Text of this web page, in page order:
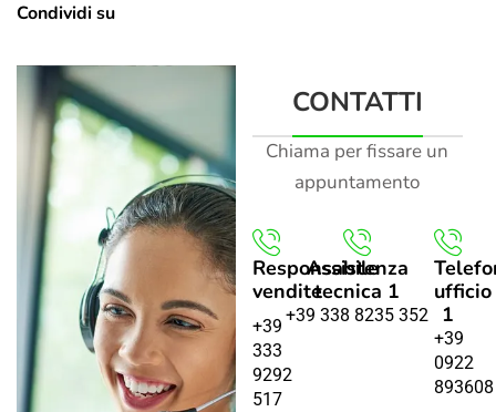
Condividi su
CONTATTI
Chiama per fissare un
appuntamento
Responsabile
vendite
+39
333
9292
517
Assistenza
tecnica 1
+39 338 8235 352
ufficio
1
+39
0922
893608